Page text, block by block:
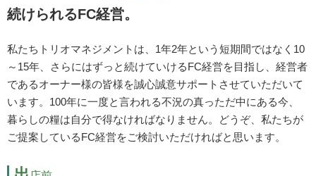
続けられるFC経営。
私たちトリオマネジメントは、1年2年という短期間ではなく10
～15年、さらにはずっと続けていけるFC経営を目指し、経営者
であるオーナー様の皆様を誠心誠意サポートさせていただいて
います。100年に一度と言われる不況の真っただ中にある今、
暮らしの糧は自分で得なければなりません。どうぞ、私たちが
ご提案しているFC経営をご検討いただければと思います。